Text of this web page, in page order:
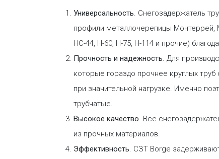
Универсальность. Снегозадержатель
профили металлочерепицы Монтеррей,
НС-44, Н-60, Н-75, Н-114 и прочие)
Прочность и надежность. Для
которые гораздо прочнее круглых
при значительной нагрузке. Именно
трубчатые.
Высокое качество. Все
из прочных материалов.
Эффективность. СЗТ Borge